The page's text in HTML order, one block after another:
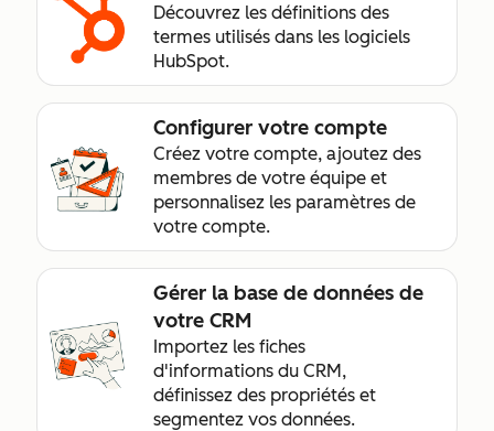
Découvrez les définitions des
termes utilisés dans les logiciels
HubSpot.
Configurer votre compte
Créez votre compte, ajoutez des
membres de votre équipe et
personnalisez les paramètres de
votre compte.
Gérer la base de données de
votre CRM
Importez les fiches
d'informations du CRM,
définissez des propriétés et
segmentez vos données.